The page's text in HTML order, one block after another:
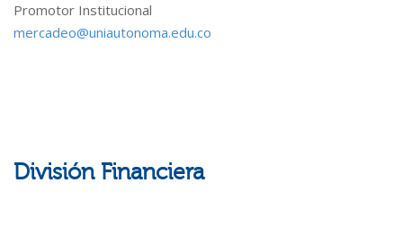
Promotor Institucional
mercadeo@uniautonoma.edu.co
División Financiera